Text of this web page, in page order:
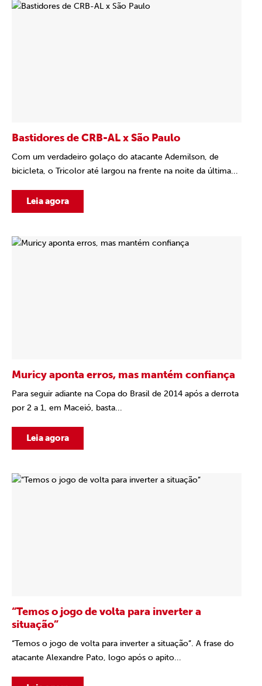
Bastidores de CRB-AL x São Paulo
Com um verdadeiro golaço do atacante Ademilson, de
bicicleta, o Tricolor até largou na frente na noite da última...
Leia agora
Muricy aponta erros, mas mantém confiança
Para seguir adiante na Copa do Brasil de 2014 após a derrota
por 2 a 1, em Maceió, basta...
Leia agora
“Temos o jogo de volta para inverter a
situação”
“Temos o jogo de volta para inverter a situação”. A frase do
atacante Alexandre Pato, logo após o apito...